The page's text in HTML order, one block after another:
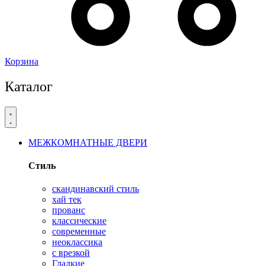
Корзина
Каталог
МЕЖКОМНАТНЫЕ ДВЕРИ
Стиль
скандинавский стиль
хай тек
прованс
классические
современные
неоклассика
с врезкой
Гладкие